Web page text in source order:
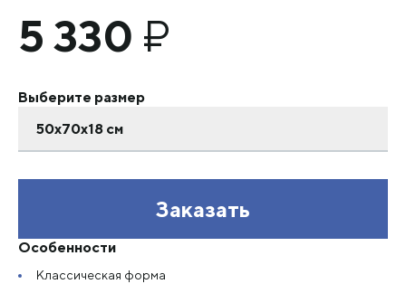
5 330 ₽
Выберите размер
50х70х18 см
Заказать
Особенности
Классическая форма